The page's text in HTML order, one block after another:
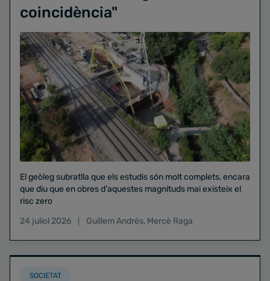
coincidència"
El geòleg subratlla que els estudis són molt complets, encara
que diu que en obres d'aquestes magnituds mai existeix el
risc zero
24 juliol 2026
Guillem Andrés, Mercè Raga
SOCIETAT